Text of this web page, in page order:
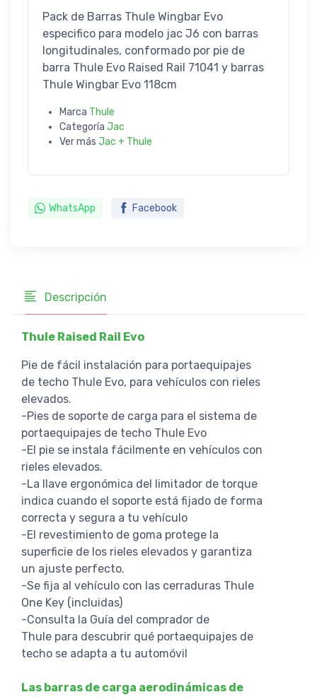
Pack de Barras Thule Wingbar Evo
especifico para modelo jac J6 con barras
longitudinales, conformado por pie de
barra Thule Evo Raised Rail 71041 y barras
Thule Wingbar Evo 118cm
Marca Thule
Categoría Jac
Ver más Jac + Thule
WhatsApp Facebook
Descripción
Thule Raised Rail Evo
Pie de fácil instalación para portaequipajes
de techo Thule Evo, para vehículos con rieles
elevados.
-Pies de soporte de carga para el sistema de
portaequipajes de techo Thule Evo
-El pie se instala fácilmente en vehículos con
rieles elevados.
-La llave ergonómica del limitador de torque
indica cuando el soporte está fijado de forma
correcta y segura a tu vehículo
-El revestimiento de goma protege la
superficie de los rieles elevados y garantiza
un ajuste perfecto.
-Se fija al vehículo con las cerraduras Thule
One Key (incluidas)
-Consulta la Guía del comprador de
Thule para descubrir qué portaequipajes de
techo se adapta a tu automóvil
Las barras de carga aerodinámicas de